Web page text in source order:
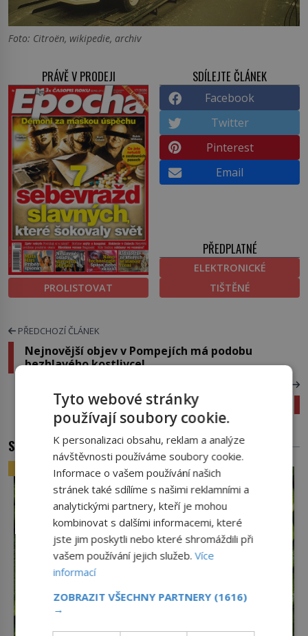
Foto: Citroën, wikipedie, archiv
PRÁVĚ V PRODEJI
PROLISTOVAT
SDÍLEJTE ČLÁNEK
Facebook
Twitter
Pinterest
Email
PŘEDPLATNÉ
ELEKTRONICKÉ
TIŠTĚNÉ
PŘEDCHOZÍ ČLÁNEK
Nejnovější objev v Pompejích má podobu
bezhlavého kostlivce!
Cesta k jiným planetám: Uskuteční se někdy?
SOUVISEJÍCÍ ČLÁNKY
ZAJÍMAVOSTI
Tyto webové stránky
používají soubory cookie.
K personalizaci obsahu, reklam a analýze
návštěvnosti používáme soubory cookie.
Informace o vašem používání našich
stránek také sdílíme s našimi reklamními a
analytickými partnery, kteří je mohou
kombinovat s dalšími informacemi, které
jste jim poskytli nebo které shromáždili při
vašem používání jejich služeb.Více
informací
ZOBRAZIT VŠECHNY PARTNERY (1616)
→